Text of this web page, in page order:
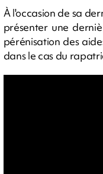
À l'occasion de sa
présenter une
pérénisation des
dans le cas du